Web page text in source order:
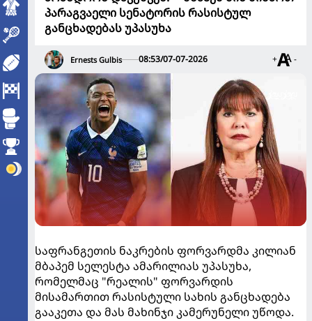
პარაგვაელი სენატორის რასისტულ
განცხადებას უპასუხა
Ernests Gulbis 08:53/07-07-2026 + -
საფრანგეთის ნაკრების ფორვარდმა კილიან
მბაპემ სელესტა ამარილიას უპასუხა,
რომელმაც "რეალის" ფორვარდის
მისამართით რასისტული სახის განცხადება
გააკეთა და მას მახინჯი კამერუნელი უწოდა.